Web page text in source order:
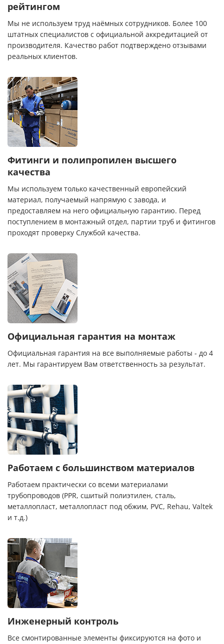
рейтингом
Мы не используем труд наёмных сотрудников. Более 100
штатных специалистов с официальной аккредитацией от
производителя. Качество работ подтверждено отзывами
реальных клиентов.
Фитинги и полипропилен высшего
качества
Мы используем только качественный европейский
материал, получаемый напрямую с завода, и
предоставляем на него официальную гарантию. Перед
поступлением в монтажный отдел, партии труб и фитингов
проходят проверку Службой качества.
Официальная гарантия на монтаж
Официальная гарантия на все выполняемые работы - до 4
лет. Мы гарантируем Вам ответственность за результат.
Работаем с большинством материалов
Работаем практически со всеми материалами
трубопроводов (PPR, сшитый полиэтилен, сталь,
металлопласт, металлопласт под обжим, PVC, Rehau, Valtek
и т.д.)
Инженерный контроль
Все смонтированные элементы фиксируются на фото и